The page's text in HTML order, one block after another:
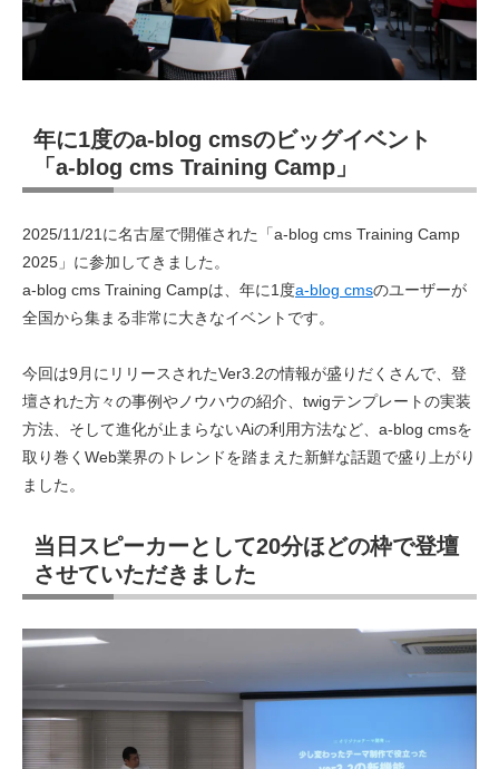
年に1度のa-blog cmsのビッグイベント
「a-blog cms Training Camp」
2025/11/21に名古屋で開催された「a-blog cms Training Camp
2025」に参加してきました。
a-blog cms Training Campは、年に1度a-blog cmsのユーザーが
全国から集まる非常に大きなイベントです。
今回は9月にリリースされたVer3.2の情報が盛りだくさんで、登
壇された方々の事例やノウハウの紹介、twigテンプレートの実装
方法、そして進化が止まらないAiの利用方法など、a-blog cmsを
取り巻くWeb業界のトレンドを踏まえた新鮮な話題で盛り上がり
ました。
当日スピーカーとして20分ほどの枠で登壇
させていただきました